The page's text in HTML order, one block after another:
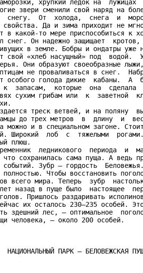
хрупкий ледок на
звери сменили свой наряд на
снегу.  От  холода,  снега  и
свойства. Да и зима приходит не
в какой-то мере приспособиться к
снег. Он надежно защищает
в земле. Бобры и ондатры уже
свой «хлеб насущный» под  водой.
Они образуют своеобразные
птицам не проваливаться в снег.
особого голода дикие  кабаны.  А
к  запасам,  которые  она  сделала
сухим грибам или  к  заветной
треск ветвей, и на поляну
до трех метров  в  длину  и
можно и в специальном загоне.
Широкий  лоб  с  тяжелыми
плюш.
ледникового  периода  и
что сохранилась сама пуща. А ведь
событий. Зубр — гордость
Чтобы восстановить
всего мира. Теперь  зубр
назад в пуще было  настоящее
Пришлось раздаривать
их осталось 230—235 особей.
здешний лес, — оптимальное
человека, — около 200 особей.
НАЦИОНАЛЬНЫЙ ПАРК – БЕЛОВЕЖСКАЯ